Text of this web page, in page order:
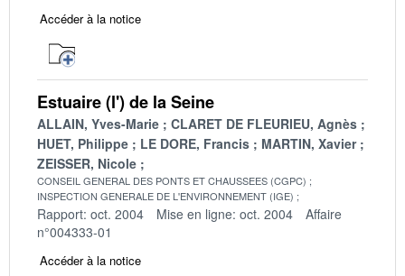
Accéder à la notice
Estuaire (l') de la Seine
ALLAIN, Yves-Marie
CLARET DE FLEURIEU, Agnès
HUET, Philippe
LE DORE, Francis
MARTIN, Xavier
ZEISSER, Nicole
CONSEIL GENERAL DES PONTS ET CHAUSSEES (CGPC)
INSPECTION GENERALE DE L'ENVIRONNEMENT (IGE)
Rapport: oct. 2004 Mise en ligne: oct. 2004
Affaire
n°004333-01
Accéder à la notice